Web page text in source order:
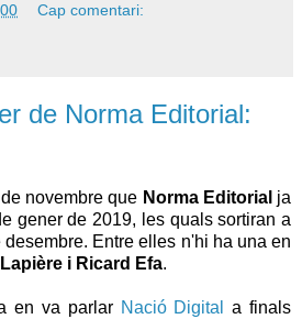
Cap comentari:
de Norma Editorial:
novembre que Norma Editorial ja
gener de 2019, les quals sortiran a
desembre. Entre elles n'hi ha una en
i Ricard Efa.
en va parlar Nació Digital
a finals